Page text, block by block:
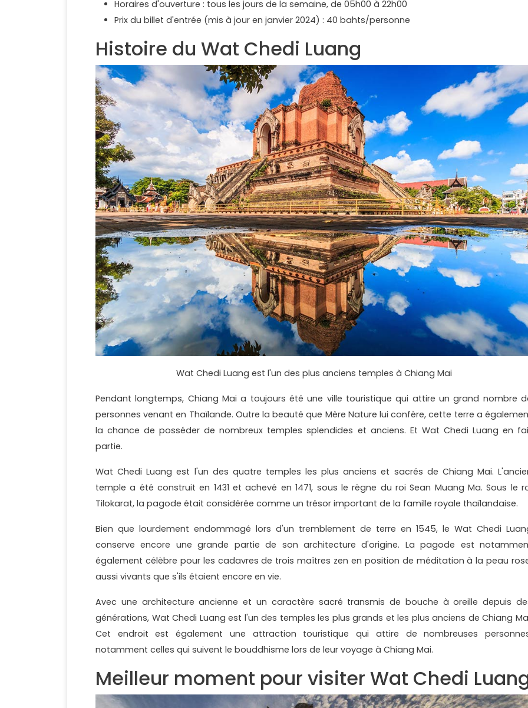
Horaires d'ouverture : tous les jours de la semaine, de 05h00 à 22h00
Prix ​​du billet d'entrée (mis à jour en janvier 2024) : 40 bahts/personne
Histoire du Wat Chedi Luang
Wat Chedi Luang est l'un des plus anciens temples à Chiang Mai
Pendant longtemps, Chiang Mai a toujours été une ville touristique qui attire un grand nombre
personnes venant en Thaïlande. Outre la beauté que Mère Nature lui confère, cette terre a
la chance de posséder de nombreux temples splendides et anciens. Et Wat Chedi Luang en
partie.
Wat Chedi Luang est l'un des quatre temples les plus anciens et sacrés de Chiang Mai.
temple a été construit en 1431 et achevé en 1471, sous le règne du roi Sean Muang Ma. Sous le
Tilokarat, la pagode était considérée comme un trésor important de la famille royale thaïlandaise.
Bien que lourdement endommagé lors d'un tremblement de terre en 1545, le Wat Chedi
conserve encore une grande partie de son architecture d'origine. La pagode est
également célèbre pour les cadavres de trois maîtres zen en position de méditation à la peau
aussi vivants que s'ils étaient encore en vie.
Avec une architecture ancienne et un caractère sacré transmis de bouche à oreille depuis
générations, Wat Chedi Luang est l'un des temples les plus grands et les plus anciens de Chiang
Cet endroit est également une attraction touristique qui attire de nombreuses
notamment celles qui suivent le bouddhisme lors de leur voyage à Chiang Mai.
Meilleur moment pour visiter Wat Chedi